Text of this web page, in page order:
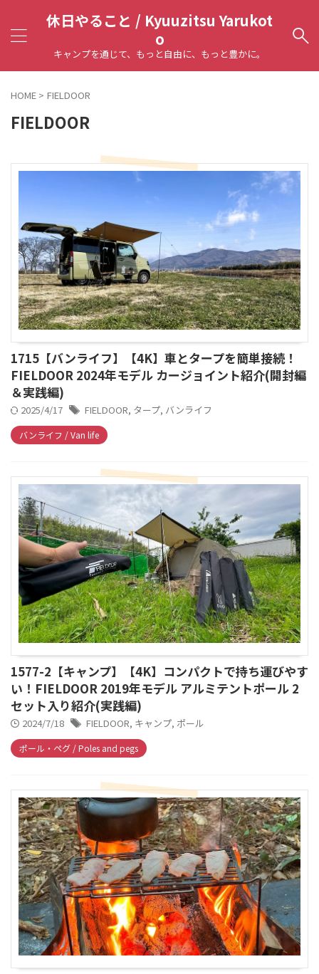
休日やること / Kyuuzitsu Yarukot
o
キャンプを通じて、もっと自由に、もっと豊かに。
HOME > FIELDOOR
FIELDOOR
1715【バンライフ】【4K】車とタープを簡単接続！
FIELDOOR 2024年モデル カージョイント紹介(開封編
＆実践編)
2025/4/17 FIELDOOR, タープ, バンライフ
バンライフ / Van life
1577-2【キャンプ】【4K】コンパクトで持ち運びやす
い！FIELDOOR 2019年モデル アルミテントポール 2
セット入り紹介(実践編)
2024/7/18 FIELDOOR, キャンプ, ポール
ポール・ペグ / Poles and pegs